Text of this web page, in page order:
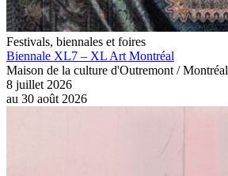
Festivals, biennales et foires
Biennale XL7 – XL Art Montréal
Maison de la culture d'Outremont / Montréal
8 juillet 2026
au 30 août 2026